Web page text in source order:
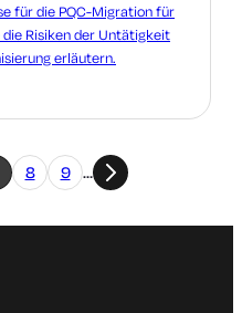
für die PQC-Migration für
Risiken der Untätigkeit
erläutern.
8 9 …